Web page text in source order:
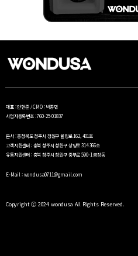
대표 : 안현준 / CMO : 박종민
사업자등록번호 : 760-25-01837
본사 : 충청북도 청주시 청원구 율량로 162, 401호
고객지원센터 : 충북 청주시 청원구 상당로 314 366호
유통지원센터 : 충북 청주시 청원구 중부로 590-1 공장동
E-Mail : wondusa0711@gmail.com
Copyright ⓒ 2024 wondusa All Rights Reserved.